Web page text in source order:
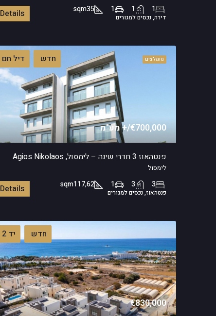
1
1
1
35
sqm
דירה, נכסים למגורים Details
מומלצים חדש דיל חם
€700,000/+ מע"מ
פנטהאוז 3 חדרי שינה – לימסול, Agios Nikolaos
לימסול
3
3
1
117,62
sqm
פנטהאוז, נכסים למגורים Details
חדש יד 2
€830,000